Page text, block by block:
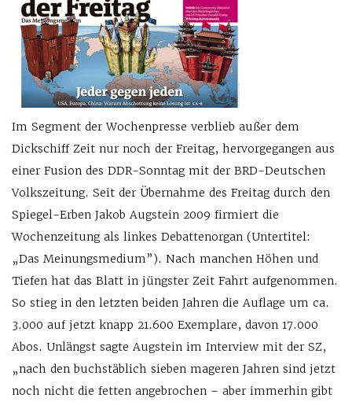
Im Segment der Wochenpresse verblieb außer dem
Dickschiff Zeit nur noch der Freitag, hervorgegangen aus
einer Fusion des DDR-Sonntag mit der BRD-Deutschen
Volkszeitung. Seit der Übernahme des Freitag durch den
Spiegel-Erben Jakob Augstein 2009 firmiert die
Wochenzeitung als linkes Debattenorgan (Untertitel:
„Das Meinungsmedium”). Nach manchen Höhen und
Tiefen hat das Blatt in jüngster Zeit Fahrt aufgenommen.
So stieg in den letzten beiden Jahren die Auflage um ca.
3.000 auf jetzt knapp 21.600 Exemplare, davon 17.000
Abos. Unlängst sagte Augstein im Interview mit der SZ,
„nach den buchstäblich sieben mageren Jahren sind jetzt
noch nicht die fetten angebrochen – aber immerhin gibt